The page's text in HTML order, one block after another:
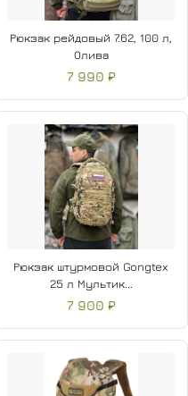
Рюкзак рейдовый 7.62, 100 л,
Олива
7 990 ₽
Рюкзак штурмовой Gongtex
25 л Мультик...
7 900 ₽